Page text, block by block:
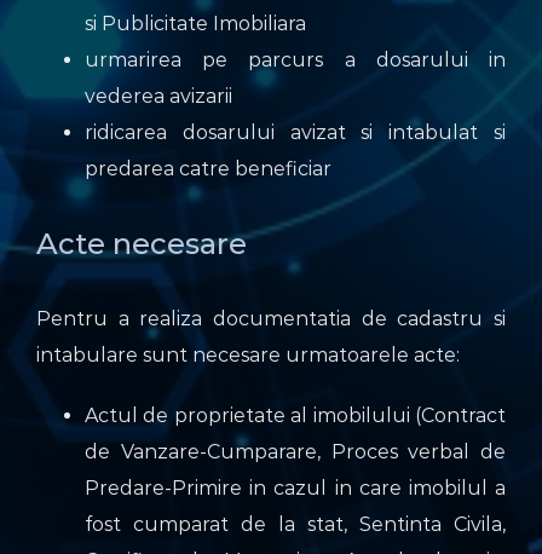
si Publicitate Imobiliara
urmarirea pe parcurs a dosarului in
vederea avizarii
ridicarea dosarului avizat si intabulat si
predarea catre beneficiar
Acte necesare
Pentru a realiza documentatia de cadastru si
intabulare sunt necesare urmatoarele acte:
Actul de proprietate al imobilului (Contract
de Vanzare-Cumparare, Proces verbal de
Predare-Primire in cazul in care imobilul a
fost cumparat de la stat, Sentinta Civila,